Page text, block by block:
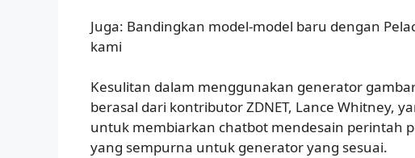
Juga: Bandingkan model-model baru dengan
kami
Kesulitan dalam menggunakan generator
berasal dari kontributor ZDNET, Lance Whitney,
untuk membiarkan chatbot mendesain perintah
yang sempurna untuk generator yang sesuai.